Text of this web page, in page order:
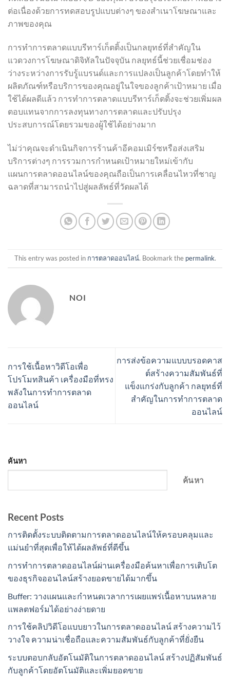
ต่อเนื่องด้วยการทดสอบรูปแบบต่างๆ ของสำเนาโฆษณาและ
ภาพของคุณ
การทำการตลาดแบบรีทาร์เก็ตติ้งเป็นกลยุทธ์ที่สำคัญใน
แวดวงการโฆษณาดิจิทัลในปัจจุบัน กลยุทธ์นี้ช่วยเชื่อมช่อง
ว่างระหว่างการรับรู้แบรนด์และการแปลงเป็นลูกค้าโดยทำให้
ผลิตภัณฑ์หรือบริการของคุณอยู่ในใจของลูกค้าเป้าหมาย เมื่อ
ใช้ได้ผลดีแล้ว การทำการตลาดแบบรีทาร์เก็ตติ้งจะช่วยเพิ่มผล
ตอบแทนจากการลงทุนทางการตลาดและปรับปรุง
ประสบการณ์โดยรวมของผู้ใช้ได้อย่างมาก
ไม่ว่าคุณจะดำเนินกิจการร้านค้าอีคอมเมิร์ซหรือส่งเสริม
บริการต่างๆ การรวมการกำหนดเป้าหมายใหม่เข้ากับ
แผนการตลาดออนไลน์ของคุณถือเป็นการเคลื่อนไหวที่ชาญ
ฉลาดที่สามารถนำไปสู่ผลลัพธ์ที่วัดผลได้
This entry was posted in การตลาดออนไลน์. Bookmark the permalink.
NOI
การใช้เนื้อหาวิดีโอเพื่อ
โปรโมทสินค้า เครื่องมือที่ทรง
พลังในการทำการตลาด
ออนไลน์
การส่งข้อความแบบบรอดคาส
ต์สร้างความสัมพันธ์ที่
แข็งแกร่งกับลูกค้า กลยุทธ์ที่
สำคัญในการทำการตลาด
ออนไลน์
ค้นหา
ค้นหา
Recent Posts
การติดตั้งระบบติดตามการตลาดออนไลน์ให้ครอบคลุมและ
แม่นยำที่สุดเพื่อให้ได้ผลลัพธ์ที่ดีขึ้น
การทำการตลาดออนไลน์ผ่านเครื่องมือค้นหาเพื่อการเติบโต
ของธุรกิจออนไลน์สร้างยอดขายได้มากขึ้น
Buffer: วางแผนและกำหนดเวลาการเผยแพร่เนื้อหาบนหลาย
แพลตฟอร์มได้อย่างง่ายดาย
การใช้คลิปวิดีโอแบบยาวในการตลาดออนไลน์ สร้างความไว้
วางใจ ความน่าเชื่อถือและความสัมพันธ์กับลูกค้าที่ยั่งยืน
ระบบตอบกลับอัตโนมัติในการตลาดออนไลน์ สร้างปฏิสัมพันธ์
กับลูกค้าโดยอัตโนมัติและเพิ่มยอดขาย